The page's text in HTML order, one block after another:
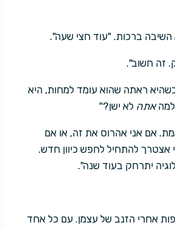
השיבה ברכות. "עוד חצי שעה".
זה חשוב".
ראתה שהוא עומד למחות, היא
אתה לא ישן?"
אם אני אהרוס את זה, או אם
אצטרך להתחיל לחפש כיוון חדש.
יתרחק בעוד שנה".
אחרי הזנב של עצמן. עם כל אחד